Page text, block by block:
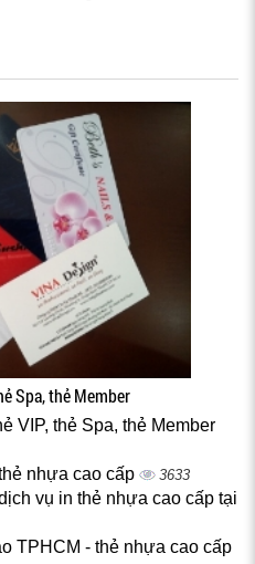
Spa, thẻ Member
VIP, thẻ Spa, thẻ Member
nhựa cao cấp 3633
vụ in thẻ nhựa cao cấp tại
TPHCM - thẻ nhựa cao cấp